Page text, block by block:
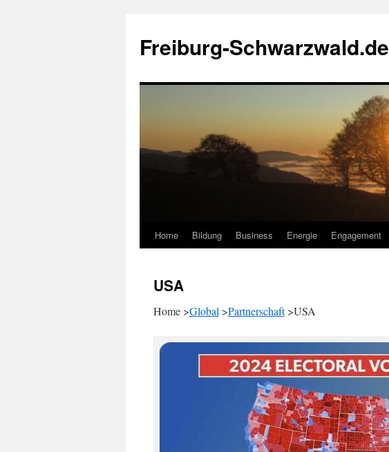
springen
Freiburg-Schwarzwald.de
Home Bildung Business Energie Engagement
USA
Home >Global >Partnerschaft>USA